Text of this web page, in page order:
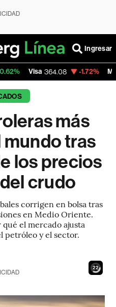
Ingresar
364.08 -1.72% MercadoLibre
más
mundo tras
los precios
crudo
corrigen en bolsa tras
en Medio Oriente.
el mercado ajusta
petróleo y el sector.
20